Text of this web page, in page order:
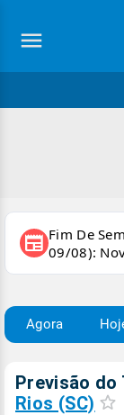
newspaper Fim De
09/08):
para áreas
Agora
Previsão do
Rios (SC)